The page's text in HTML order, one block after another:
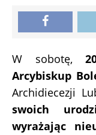
W sobotę,
Arcybiskup
Archidiecezji
swoich
wyrażając